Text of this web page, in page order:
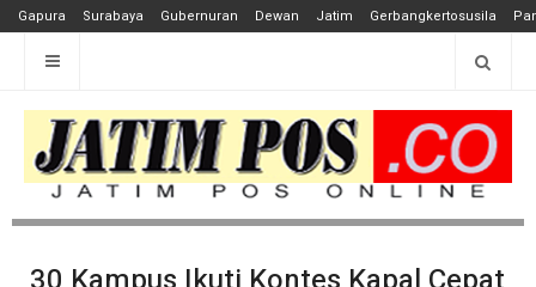
Gapura Surabaya Gubernuran Dewan Jatim Gerbangkertosusila